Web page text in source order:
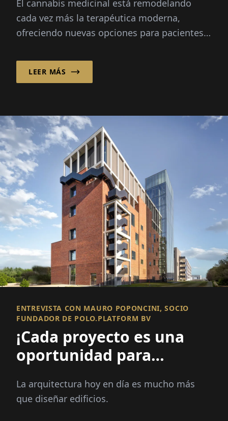
cannabis medicinal
El cannabis medicinal está remodelando
cada vez más la terapéutica moderna,
ofreciendo nuevas opciones para pacientes
condiciones severas...
LEER MÁS
ENTREVISTA CON MAURO POPONCINI, SOCIO
FUNDADOR DE POLO.PLATFORM BV
¡Cada proyecto es una
oportunidad para
fortalecer una
comunidad!
La arquitectura hoy en día es mucho más
que diseñar edificios.